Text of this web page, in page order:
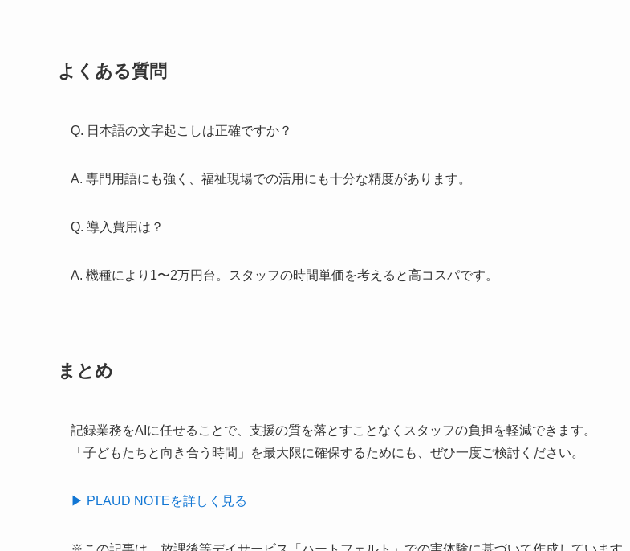
よくある質問
Q. 日本語の文字起こしは正確ですか？
A. 専門用語にも強く、福祉現場での活用にも十分な精度があります。
Q. 導入費用は？
A. 機種により1〜2万円台。スタッフの時間単価を考えると高コスパです。
まとめ
記録業務をAIに任せることで、支援の質を落とすことなくスタッフの負担を軽減できます。
「子どもたちと向き合う時間」を最大限に確保するためにも、ぜひ一度ご検討ください。
▶ PLAUD NOTEを詳しく見る